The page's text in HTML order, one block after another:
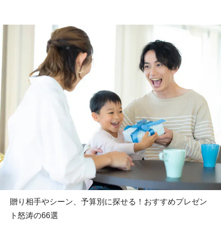
贈り相手やシーン、予算別に探せる！おすすめプレゼン
ト怒涛の66選